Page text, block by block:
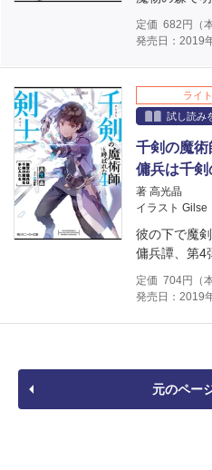
定価 682 円（
発売日：2019
ライ
試し読み
千剣の魔
傭兵は千
著 高光晶
イラスト Gilse
彼の下で魔
傭兵譚、第4
定価 704円（
発売日：2019
元のペー